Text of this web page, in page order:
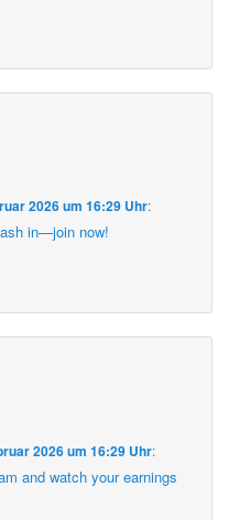
2026 um 16:29 Uhr:
in—join now!
2026 um 16:29 Uhr:
and watch your earnings